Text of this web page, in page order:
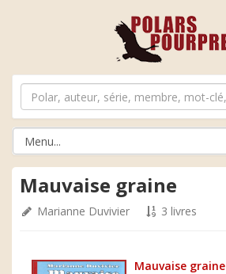
Mauvaise graine
Marianne Duvivier 3 livres
Mauvaise graine